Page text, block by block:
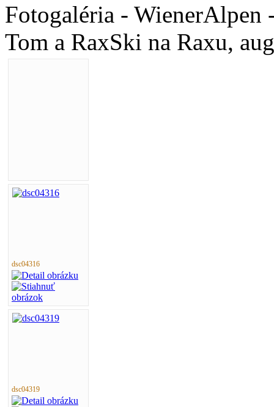
Fotogaléria - WienerAlpen
Tom a RaxSki na Raxu,
dsc04316
dsc04319